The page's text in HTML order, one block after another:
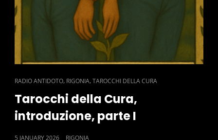
CAT
LINKS
RADIO ANTIDOTO, RIGONIA,TAROCCHI DELLA CURA
Tarocchi della Cura,
introduzione, parte I
POSTED
5 JANUARY 2026 RIGONIA